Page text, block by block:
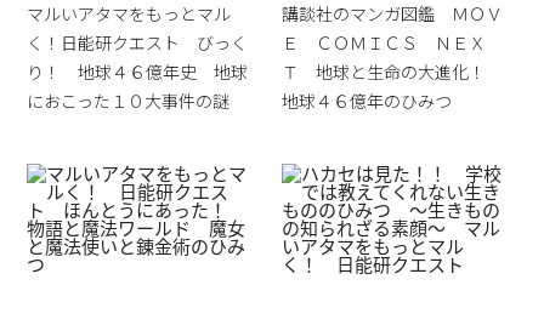
マルいアタマをもっとマル
く！日能研クエスト びっく
り！ 地球４６億年史 地球
におこった１０大事件の謎
講談社のマンガ図鑑 ＭＯＶ
Ｅ ＣＯＭＩＣＳ ＮＥＸ
Ｔ 地球と生命の大進化！
地球４６億年のひみつ